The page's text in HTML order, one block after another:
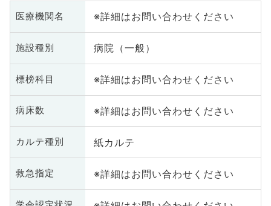
医療機関名 ※詳細はお問い合わせください
施設種別 病院（一般）
標榜科目 ※詳細はお問い合わせください
病床数 ※詳細はお問い合わせください
カルテ種別 紙カルテ
救急指定 ※詳細はお問い合わせください